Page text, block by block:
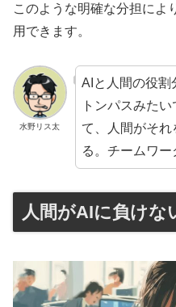
このような明確な分担によ
用できます。
水野リス太
AIと人間の役割
トンパスみた
て、人間がそ
る。チームワー
人間がAIに負けな